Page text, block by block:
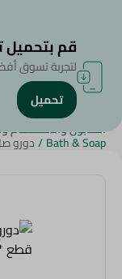
الرئيسية/الجمال
الصابون
Bath & Soap
/دورو صابون
قم بتحميل
لتجربة تسوق
تحميل